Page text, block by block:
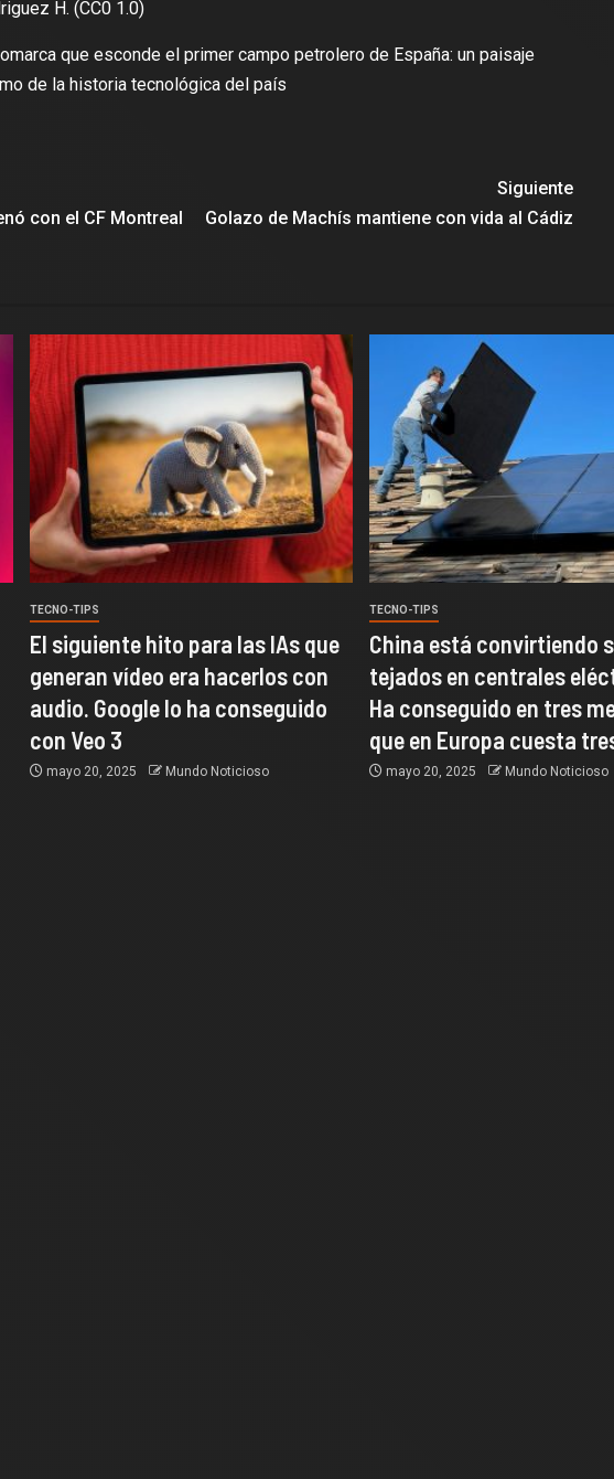
H. (CC0 1.0)
que esconde el primer campo petrolero de España: un paisaje
de la historia tecnológica del país
con el CF Montreal
Siguiente
Golazo de Machís mantiene con vida al Cádiz
TECNO-TIPS
El siguiente hito para las IAs que
generan vídeo era hacerlos con
audio. Google lo ha conseguido
con Veo 3
mayo 20, 2025 Mundo Noticioso
TECNO-TIPS
China está convirtiendo
tejados en centrales
Ha conseguido en tres
que en Europa cuesta
mayo 20, 2025 Mundo Noticioso